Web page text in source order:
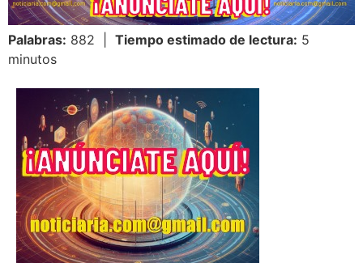
Palabras: 882 | Tiempo estimado de lectura: 5
minutos